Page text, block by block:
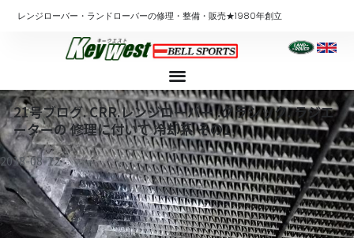
ッ
プ
レンジローバー・ランドローバーの修理・整備・販売★1980年創立
21号ブログ. CRR.レンジローバー .クラシック. ラジエ
ーターの 修理に付いて 冷却系 その1
2018-08-12